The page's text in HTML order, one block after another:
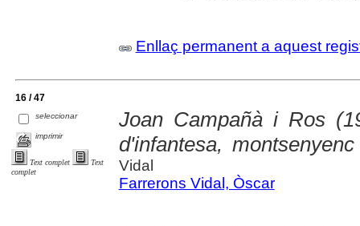
Enllaç permanent a aquest
16 / 47
seleccionar
imprimir
Text complet
Text
complet
Joan Campañà i Ros
d'infantesa,
Vidal
Farrerons Vidal, Òscar